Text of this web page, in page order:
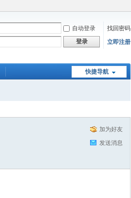
自动登录
找回密码
登录 立即注册
快捷导航
加为好友
发送消息